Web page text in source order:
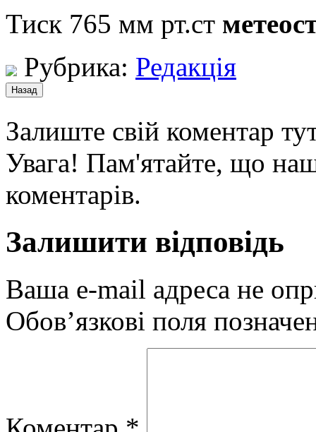
Тиск 765 мм рт.ст
Рубрика: Редакція
Залиште свій коментар
Увага! Пам'ятайте, що
коментарів.
Залишити відповідь
Ваша e-mail адреса не
Обов’язкові поля